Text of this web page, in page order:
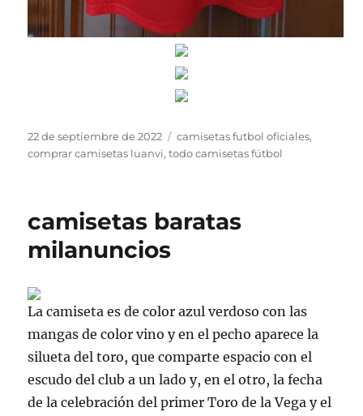
Publicado
el
22 de septiembre de 2022 Etiquetas
camisetas futbol oficiales,
comprar camisetas luanvi,todo camisetas fútbol
camisetas baratas
milanuncios
La camiseta es de color azul verdoso con las
mangas de color vino y en el pecho aparece la
silueta del toro, que comparte espacio con el
escudo del club a un lado y, en el otro, la fecha
de la celebración del primer Toro de la Vega y el